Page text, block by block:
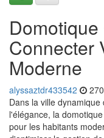
Connecter
Moderne
alyssaztdr433542
Dans la ville
l'élégance, la
pour les habitants